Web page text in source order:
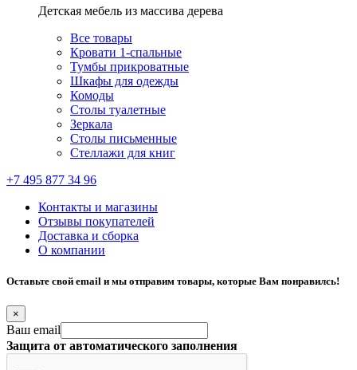
Детская мебель из массива дерева
Все товары
Кровати 1-спальные
Тумбы прикроватные
Шкафы для одежды
Комоды
Столы туалетные
Зеркала
Столы письменные
Стеллажи для книг
+7 495 877 34 96
Контакты и магазины
Отзывы покупателей
Доставка и сборка
О компании
Оставьте свой email и мы отправим товары, которые Вам понравилсь!
×
Ваш email
Защита от автоматического заполнения